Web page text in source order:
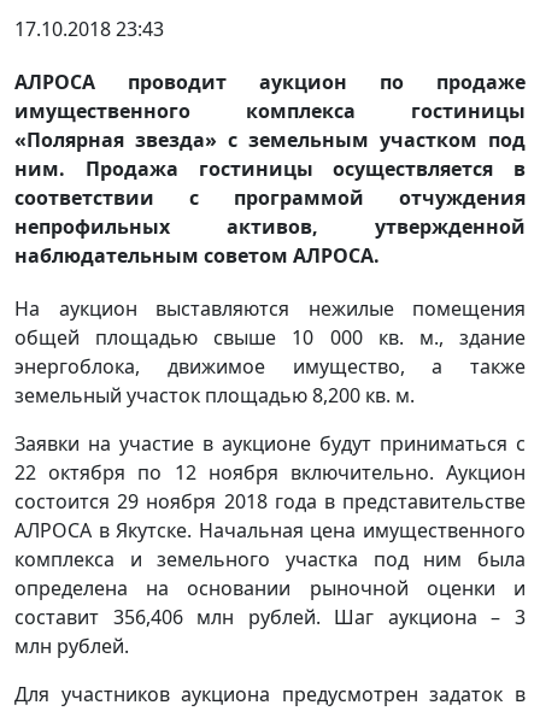
17.10.2018 23:43
АЛРОСА проводит аукцион по продаже
имущественного комплекса гостиницы
«Полярная звезда» с земельным участком под
ним. Продажа гостиницы осуществляется в
соответствии с программой отчуждения
непрофильных активов, утвержденной
наблюдательным советом АЛРОСА.
На аукцион выставляются нежилые помещения
общей площадью свыше 10 000 кв. м., здание
энергоблока, движимое имущество, а также
земельный участок площадью 8,200 кв. м.
Заявки на участие в аукционе будут приниматься с
22 октября по 12 ноября включительно. Аукцион
состоится 29 ноября 2018 года в представительстве
АЛРОСА в Якутске. Начальная цена имущественного
комплекса и земельного участка под ним была
определена на основании рыночной оценки и
составит 356,406 млн рублей. Шаг аукциона – 3
млн рублей.
Для участников аукциона предусмотрен задаток в